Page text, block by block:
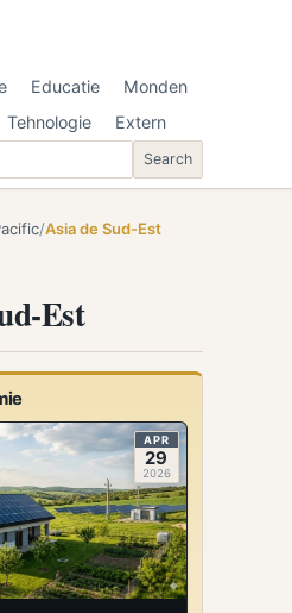
Educatie
Monden
Tehnologie Extern
Search
/Asia de Sud-Est
Est
APR
29
2026